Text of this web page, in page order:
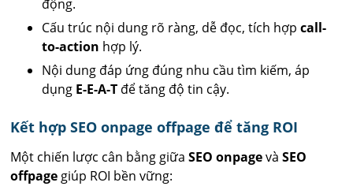
động.
Cấu trúc nội dung rõ ràng, dễ đọc, tích hợpcall-
to-action hợp lý.
Nội dung đáp ứng đúng nhu cầu tìm kiếm, áp
dụng E-E-A-T để tăng độ tin cậy.
Kết hợp SEO onpage offpage để tăng ROI
Một chiến lược cân bằng giữaSEO onpagevàSEO
offpage giúp ROI bền vững: